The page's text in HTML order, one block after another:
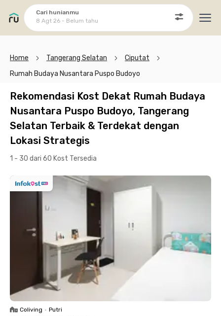
Cari hunianmu
8 Agt 26 - Belum tahu
Home Tangerang Selatan
Ciputat
Rumah Budaya Nusantara Puspo Budoyo
Rekomendasi Kost Dekat Rumah Budaya
Nusantara Puspo Budoyo, Tangerang
Selatan Terbaik & Terdekat dengan
Lokasi Strategis
1 - 30 dari 60 Kost Tersedia
Coliving • Putri